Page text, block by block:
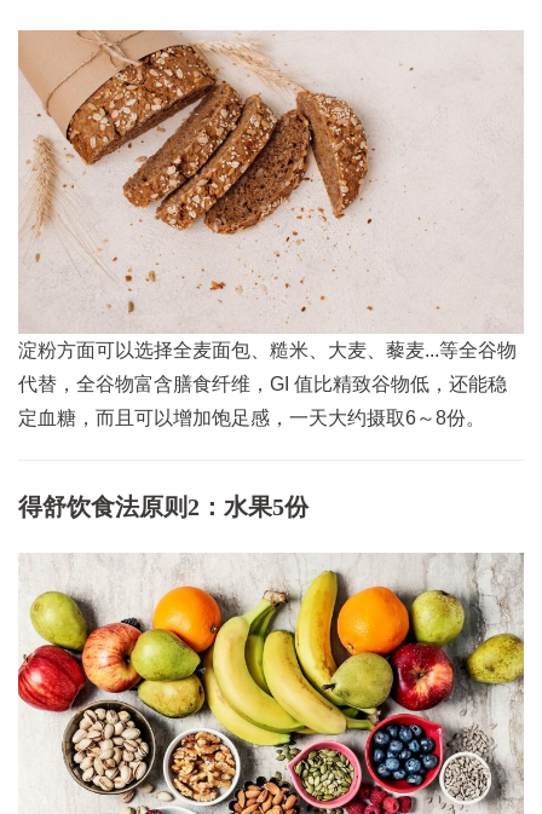
淀粉方面可以选择全麦面包、糙米、大麦、藜麦...等全谷物
代替，全谷物富含膳食纤维，GI 值比精致谷物低，还能稳
定血糖，而且可以增加饱足感，一天大约摄取6～8份。
得舒饮食法原则2：水果5份